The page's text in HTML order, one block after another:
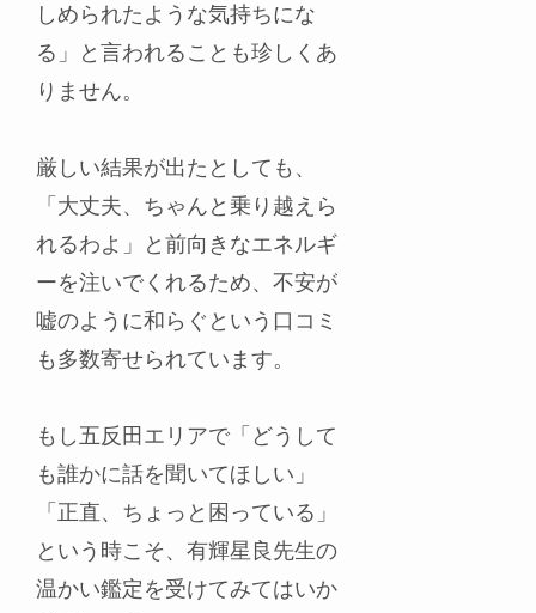
しめられたような気持ちにな
る」と言われることも珍しくあ
りません。
厳しい結果が出たとしても、
「大丈夫、ちゃんと乗り越えら
れるわよ」と前向きなエネルギ
ーを注いでくれるため、不安が
嘘のように和らぐという口コミ
も多数寄せられています。
もし五反田エリアで「どうして
も誰かに話を聞いてほしい」
「正直、ちょっと困っている」
という時こそ、有輝星良先生の
温かい鑑定を受けてみてはいか